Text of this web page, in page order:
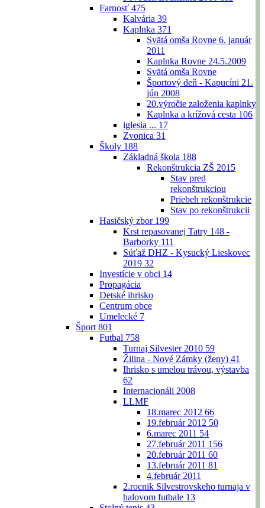
Farnosť 475
Kalvária 39
Kaplnka 371
Svätá omša Rovne 6. január
2011
Kaplnka Rovne 24.5.2009
Svätá omša Rovne
Športový deň - Kapucíni 21.
jún 2008
20.výročie založenia kaplnky
Kaplnka a krížová cesta 106
iglesia ... 17
Zvonica 31
Školy 188
Základná škola 188
Rekonštrukcia ZŠ 2015
Stav pred
rekonštrukciou
Priebeh rekonštrukcie
Stav po rekonštrukcii
Hasičský zbor 199
Krst repasovanej Tatry 148 -
Barborky 111
Súťaž DHZ - Kysucký Lieskovec
2019 32
Investície v obci 14
Propagácia
Detské ihrisko
Centrum obce
Umelecké 7
Šport 801
Futbal 758
Turnaj Silvester 2010 59
Žilina - Nové Zámky (ženy) 41
Ihrisko s umelou trávou, výstavba
62
Internacionáli 2008
LLMF
18.marec 2012 66
19.február 2012 50
6.marec 2011 54
27.február 2011 156
20.február 2011 60
13.február 2011 81
4.február 2011
2.rocnik Silvestrovskeho turnaja v
halovom futbale 13